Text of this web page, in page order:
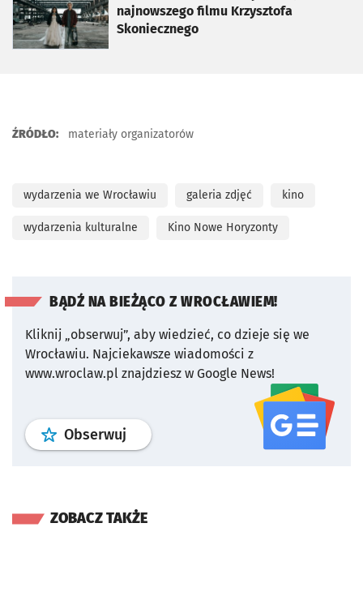
najnowszego filmu Krzysztofa
Skoniecznego
ŹRÓDŁO: materiały organizatorów
wydarzenia we Wrocławiu galeria zdjęć kino
wydarzenia kulturalne Kino Nowe Horyzonty
BĄDŹ NA BIEŻĄCO Z WROCŁAWIEM!
Kliknij „obserwuj”, aby wiedzieć, co dzieje się we
Wrocławiu. Najciekawsze wiadomości z
www.wroclaw.pl znajdziesz w Google News!
Obserwuj profil serwisu
ZOBACZ TAKŻE